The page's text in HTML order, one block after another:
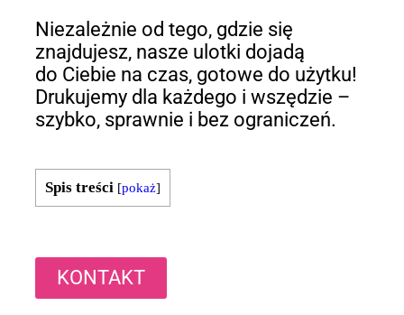
Niezależnie od tego, gdzie się
znajdujesz, nasze ulotki dojadą
do Ciebie na czas, gotowe do użytku!
Drukujemy dla każdego i wszędzie –
szybko, sprawnie i bez ograniczeń.
Spis treści [pokaż]
KONTAKT